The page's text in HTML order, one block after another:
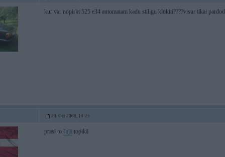
kur var nopirkt 525 e34 automatam kadu stiligu klokiti????visur tikai
29. Oct 2008, 14:25
prasi to šajā topikā